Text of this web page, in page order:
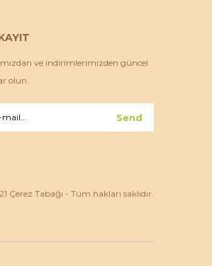
ve indirimlerimizden güncel
olun.
Send
Çerez Tabağı - Tüm hakları saklıdır.